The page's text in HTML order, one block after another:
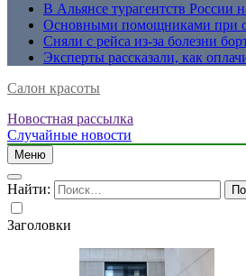
В Альянсе турагентств России
Основными помощниками при
Сняли с рейса из-за болезни
Эксперты рассказали, как
Салон красоты
Новостная рассылка
Случайные новости
Меню
Найти:
Заголовки